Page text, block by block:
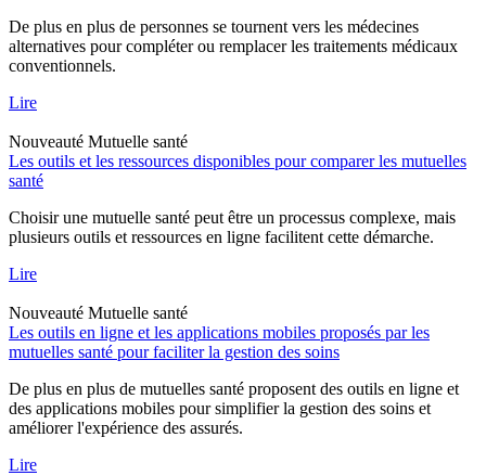
De plus en plus de personnes se tournent vers les médecines
alternatives pour compléter ou remplacer les traitements médicaux
conventionnels.
Lire
Nouveauté Mutuelle santé
Les outils et les ressources disponibles pour comparer les mutuelles
santé
Choisir une mutuelle santé peut être un processus complexe, mais
plusieurs outils et ressources en ligne facilitent cette démarche.
Lire
Nouveauté Mutuelle santé
Les outils en ligne et les applications mobiles proposés par les
mutuelles santé pour faciliter la gestion des soins
De plus en plus de mutuelles santé proposent des outils en ligne et
des applications mobiles pour simplifier la gestion des soins et
améliorer l'expérience des assurés.
Lire